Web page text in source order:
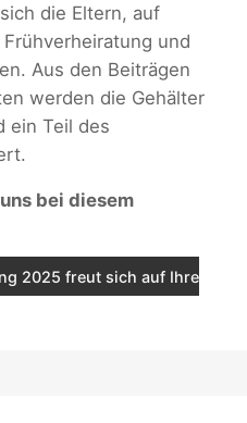
die Eltern, auf
und
Aus den Beiträgen
werden die Gehälter
ein Teil des
bei diesem
2025 freut sich auf Ihre